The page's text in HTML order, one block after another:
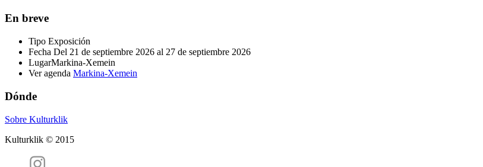
En breve
Tipo Exposición
Fecha Del 21 de septiembre 2026 al 27 de septiembre 2026
LugarMarkina-Xemein
Ver agenda Markina-Xemein
Dónde
Sobre Kulturklik
Kulturklik © 2015